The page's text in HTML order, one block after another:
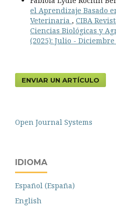
el Aprendizaje Basado
Veterinaria , CIBA
Ciencias Biológicas y
(2025): Julio - Diciembre
ENVIAR UN ARTÍCULO
Open Journal Systems
IDIOMA
Español (España)
English